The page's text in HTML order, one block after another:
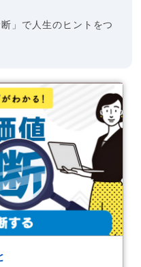
」で人生のヒントをつ